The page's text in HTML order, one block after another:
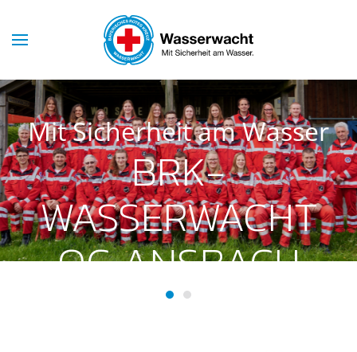
Skip to main content
Mit Sicherheit am Wasser
BRK-
WASSERWACHT
OG ANSBACH
BRK-Wasserwacht OG